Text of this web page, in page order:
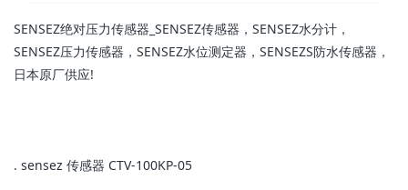
SENSEZ绝对压力传感器_SENSEZ传感器，SENSEZ水分计，
SENSEZ压力传感器，SENSEZ水位测定器，SENSEZS防水传感器，
日本原厂供应!
. sensez 传感器 CTV-100KP-05